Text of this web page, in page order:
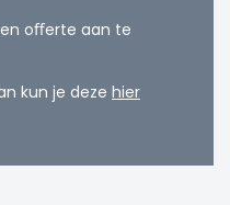
oﬀerte aan te
kun je deze hier